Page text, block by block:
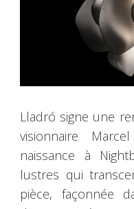
Lladró signe une
visionnaire
naissance à
lustres qui
pièce, façonnée